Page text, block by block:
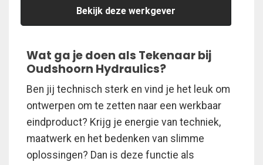
Bekijk deze werkgever
Wat ga je doen als Tekenaar bij
Oudshoorn Hydraulics?
Ben jij technisch sterk en vind je het leuk om
ontwerpen om te zetten naar een werkbaar
eindproduct? Krijg je energie van techniek,
maatwerk en het bedenken van slimme
oplossingen? Dan is deze functie als